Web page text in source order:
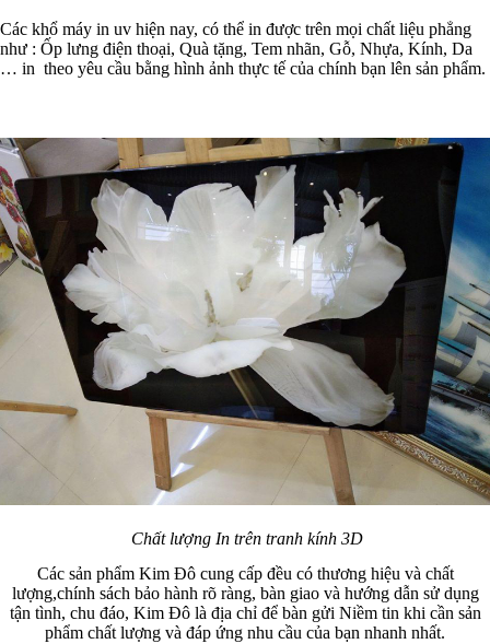
Các khổ máy in uv hiện nay, có thể in được trên mọi chất liệu phẳng
như : Ốp lưng điện thoại, Quà tặng, Tem nhãn, Gỗ, Nhựa, Kính, Da
… in theo yêu cầu bằng hình ảnh thực tế của chính bạn lên sản phẩm.
Chất lượng In trên tranh kính 3D
Các sản phẩm Kim Đô cung cấp đều có thương hiệu và chất
lượng,chính sách bảo hành rõ ràng, bàn giao và hướng dẫn sử dụng
tận tình, chu đáo, Kim Đô là địa chỉ để bàn gửi Niềm tin khi cần sản
phẩm chất lượng và đáp ứng nhu cầu của bạn nhanh nhất.